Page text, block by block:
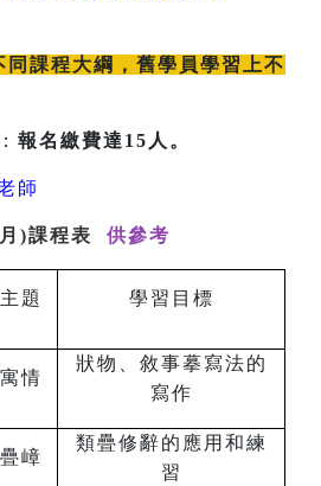
同課程大綱，舊學員學習上不
報名繳費達 15 人 。
師
)課程表 供參考
題 學習目標
情
狀物、敘事摹寫法的
寫作
嶂
類疊修辭的應用和練
習